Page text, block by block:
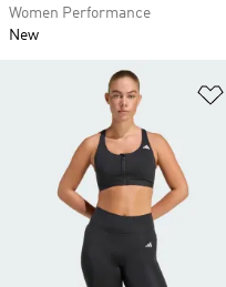
Women Performance
New